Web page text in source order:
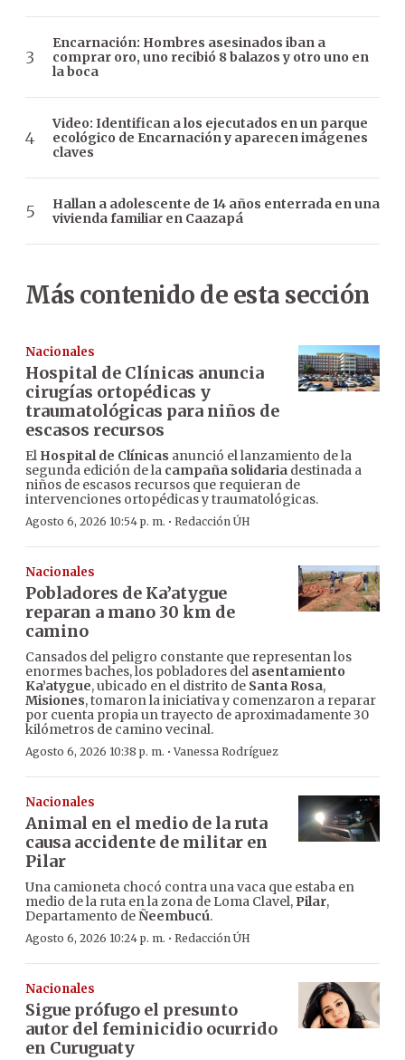
Encarnación: Hombres asesinados iban a
comprar oro, uno recibió 8 balazos y otro uno en
la boca
Video: Identifican a los ejecutados en un parque
ecológico de Encarnación y aparecen imágenes
claves
Hallan a adolescente de 14 años enterrada en una
vivienda familiar en Caazapá
Más contenido de esta sección
Nacionales
Hospital de Clínicas anuncia
cirugías ortopédicas y
traumatológicas para niños de
escasos recursos
El Hospital de Clínicas anunció el lanzamiento de la
segunda edición de la campaña solidaria destinada a
niños de escasos recursos que requieran de
intervenciones ortopédicas y traumatológicas.
Agosto 6, 2026 10:54 p. m. · Redacción ÚH
Nacionales
Pobladores de Ka’atygue
reparan a mano 30 km de
camino
Cansados del peligro constante que representan los
enormes baches, los pobladores del asentamiento
Ka’atygue, ubicado en el distrito de Santa Rosa,
Misiones, tomaron la iniciativa y comenzaron a reparar
por cuenta propia un trayecto de aproximadamente 30
kilómetros de camino vecinal.
Agosto 6, 2026 10:38 p. m. ·Vanessa Rodríguez
Nacionales
Animal en el medio de la ruta
causa accidente de militar en
Pilar
Una camioneta chocó contra una vaca que estaba en
medio de la ruta en la zona de Loma Clavel, Pilar,
Departamento deÑeembucú.
Agosto 6, 2026 10:24 p. m. · Redacción ÚH
Nacionales
Sigue prófugo el presunto
autor del feminicidio ocurrido
en Curuguaty